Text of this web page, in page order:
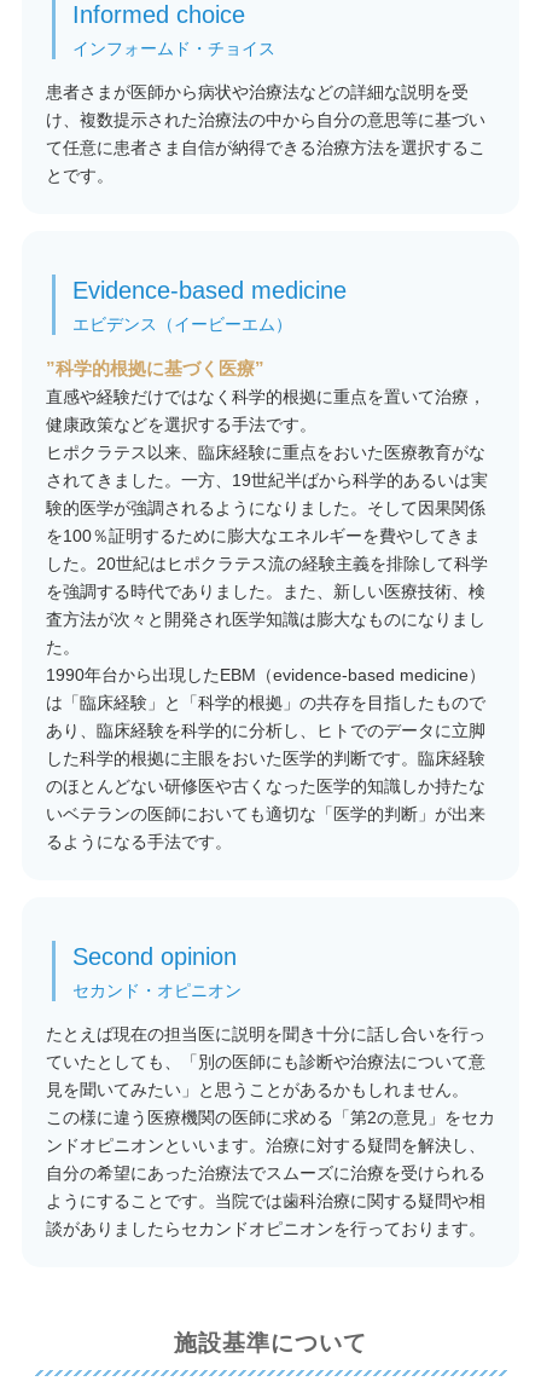
Informed choice
インフォームド・チョイス
患者さまが医師から病状や治療法などの詳細な説明を受
け、複数提示された治療法の中から自分の意思等に基づい
て任意に患者さま自信が納得できる治療方法を選択するこ
とです。
Evidence-based medicine
エビデンス（イービーエム）
”科学的根拠に基づく医療”
直感や経験だけではなく科学的根拠に重点を置いて治療，
健康政策などを選択する手法です。
ヒポクラテス以来、臨床経験に重点をおいた医療教育がな
されてきました。一方、19世紀半ばから科学的あるいは実
験的医学が強調されるようになりました。そして因果関係
を100％証明するために膨大なエネルギーを費やしてきま
した。20世紀はヒポクラテス流の経験主義を排除して科学
を強調する時代でありました。また、新しい医療技術、検
査方法が次々と開発され医学知識は膨大なものになりまし
た。
1990年台から出現したEBM（evidence-based medicine）
は「臨床経験」と「科学的根拠」の共存を目指したもので
あり、臨床経験を科学的に分析し、ヒトでのデータに立脚
した科学的根拠に主眼をおいた医学的判断です。臨床経験
のほとんどない研修医や古くなった医学的知識しか持たな
いベテランの医師においても適切な「医学的判断」が出来
るようになる手法です。
Second opinion
セカンド・オピニオン
たとえば現在の担当医に説明を聞き十分に話し合いを行っ
ていたとしても、「別の医師にも診断や治療法について意
見を聞いてみたい」と思うことがあるかもしれません。
この様に違う医療機関の医師に求める「第2の意見」をセカ
ンドオピニオンといいます。治療に対する疑問を解決し、
自分の希望にあった治療法でスムーズに治療を受けられる
ようにすることです。当院では歯科治療に関する疑問や相
談がありましたらセカンドオピニオンを行っております。
施設基準について